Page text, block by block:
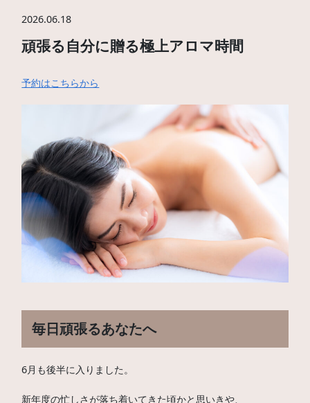
2026.06.18
頑張る自分に贈る極上アロマ時間
予約はこちらから
毎日頑張るあなたへ
6月も後半に入りました。
新年度の忙しさが落ち着いてきた頃かと思いきや、